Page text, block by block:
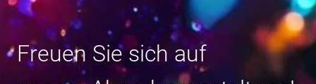
Freuen Sie sich auf